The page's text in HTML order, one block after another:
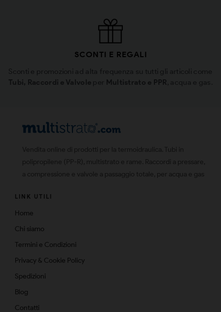
SCONTI E REGALI
Sconti e promozioni ad alta frequenza su tutti gli articoli come
Tubi, Raccordi e Valvole per Multistrato e PPR , acqua e gas.
LINK UTILI
Home
Chi siamo
Termini e Condizioni
Privacy & Cookie Policy
Spedizioni
Blog
Contatti